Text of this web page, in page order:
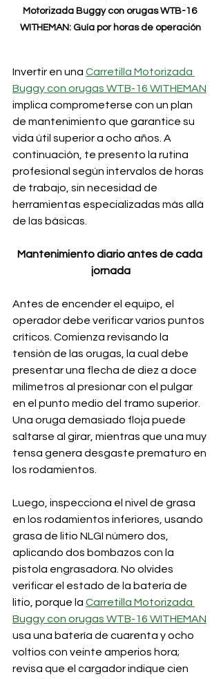
Motorizada Buggy con orugas WTB-16
WITHEMAN: Guía por horas de operación
Invertir en una Carretilla Motorizada
Buggy con orugas WTB-16 WITHEMAN
implica comprometerse con un plan
de mantenimiento que garantice su
vida útil superior a ocho años. A
continuación, te presento la rutina
profesional según intervalos de horas
de trabajo, sin necesidad de
herramientas especializadas más allá
de las básicas.
Mantenimiento diario antes de cada
jornada
Antes de encender el equipo, el
operador debe verificar varios puntos
críticos. Comienza revisando la
tensión de las orugas, la cual debe
presentar una flecha de diez a doce
milímetros al presionar con el pulgar
en el punto medio del tramo superior.
Una oruga demasiado floja puede
saltarse al girar, mientras que una muy
tensa genera desgaste prematuro en
los rodamientos.
Luego, inspecciona el nivel de grasa
en los rodamientos inferiores, usando
grasa de litio NLGI número dos,
aplicando dos bombazos con la
pistola engrasadora. No olvides
verificar el estado de la batería de
litio, porque la Carretilla Motorizada
Buggy con orugas WTB-16 WITHEMAN
usa una batería de cuarenta y ocho
voltios con veinte amperios hora;
revisa que el cargador indique cien